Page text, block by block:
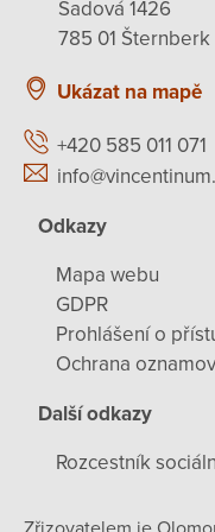
Sadová 1426
785 01 Šternberk
Ukázat na mapě
+420 585 011 071
Odkazy
Mapa webu
GDPR
Prohlášení o
Ochrana
Další odkazy
Rozcestník